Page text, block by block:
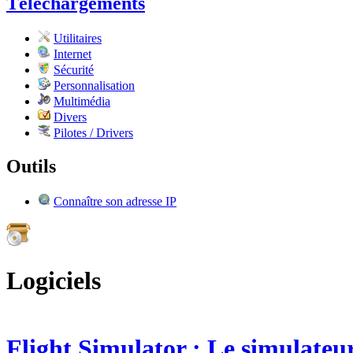
Utilitaires
Internet
Sécurité
Personnalisation
Multimédia
Divers
Pilotes / Drivers
Outils
Connaître son adresse IP
Logiciels